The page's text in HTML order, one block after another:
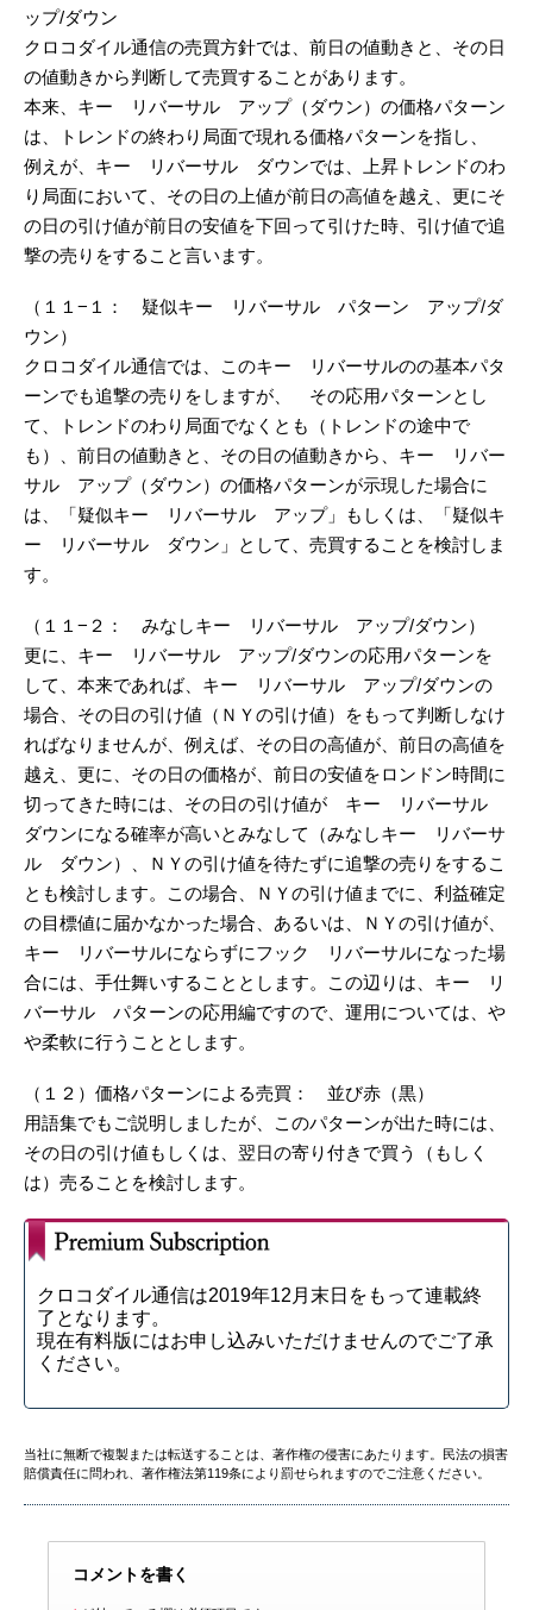
ップ/ダウン
クロコダイル通信の売買方針では、前日の値動きと、その日
の値動きから判断して売買することがあります。
本来、キー リバーサル アップ（ダウン）の価格パターン
は、トレンドの終わり局面で現れる価格パターンを指し、
例えが、キー リバーサル ダウンでは、上昇トレンドのわ
り局面において、その日の上値が前日の高値を越え、更にそ
の日の引け値が前日の安値を下回って引けた時、引け値で追
撃の売りをすること言います。
（１１−１： 疑似キー リバーサル パターン アップ/ダ
ウン）
クロコダイル通信では、このキー リバーサルのの基本パタ
ーンでも追撃の売りをしますが、 その応用パターンとし
て、トレンドのわり局面でなくとも（トレンドの途中で
も）、前日の値動きと、その日の値動きから、キー リバー
サル アップ（ダウン）の価格パターンが示現した場合に
は、「疑似キー リバーサル アップ」もしくは、「疑似キ
ー リバーサル ダウン」として、売買することを検討しま
す。
（１１−２： みなしキー リバーサル アップ/ダウン）
更に、キー リバーサル アップ/ダウンの応用パターンを
して、本来であれば、キー リバーサル アップ/ダウンの
場合、その日の引け値（ＮＹの引け値）をもって判断しなけ
ればなりませんが、例えば、その日の高値が、前日の高値を
越え、更に、その日の価格が、前日の安値をロンドン時間に
切ってきた時には、その日の引け値が キー リバーサル
ダウンになる確率が高いとみなして（みなしキー リバーサ
ル ダウン）、ＮＹの引け値を待たずに追撃の売りをするこ
とも検討します。この場合、ＮＹの引け値までに、利益確定
の目標値に届かなかった場合、あるいは、ＮＹの引け値が、
キー リバーサルにならずにフック リバーサルになった場
合には、手仕舞いすることとします。この辺りは、キー リ
バーサル パターンの応用編ですので、運用については、や
や柔軟に行うこととします。
（１２）価格パターンによる売買： 並び赤（黒）
用語集でもご説明しましたが、このパターンが出た時には、
その日の引け値もしくは、翌日の寄り付きで買う（もしく
は）売ることを検討します。
クロコダイル通信は2019年12月末日をもって連載終
了となります。
現在有料版にはお申し込みいただけませんのでご了承
ください。
当社に無断で複製または転送することは、著作権の侵害にあたります。民法の損害
賠償責任に問われ、著作権法第119条により罰せられますのでご注意ください。
コメントを書く